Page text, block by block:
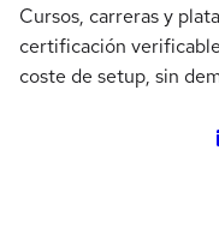
Cursos, carreras y
certificación
coste de setup, sin